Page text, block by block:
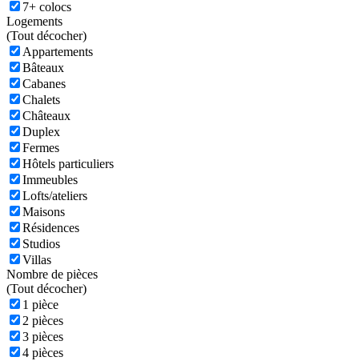
7+ colocs
Logements
(Tout décocher)
Appartements
Bâteaux
Cabanes
Chalets
Châteaux
Duplex
Fermes
Hôtels particuliers
Immeubles
Lofts/ateliers
Maisons
Résidences
Studios
Villas
Nombre de pièces
(Tout décocher)
1 pièce
2 pièces
3 pièces
4 pièces